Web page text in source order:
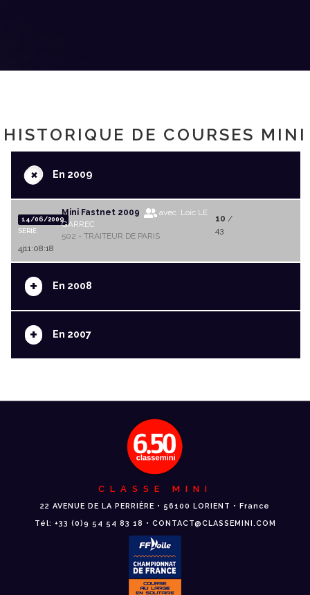
HISTORIQUE DE COURSES MINI
+En 2009
14/06/2009
SERIE
Mini Fastnet 2009
avec Loïc LE
GARREC
502 - TRAITEUR DE PARIS
10 /
43
4j11:08:18
+ En 2008
+ En 2007
CLASSE MINI
22 AVENUE DE LA PERRIÈRE • 56100 LORIENT • France
Tél: +33 (0)9 54 54 83 18 • CONTACT@CLASSEMINI.COM